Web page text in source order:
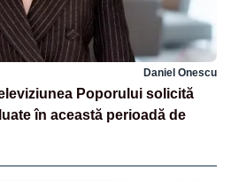
Daniel Onescu
Poporului solicită
în această perioadă de